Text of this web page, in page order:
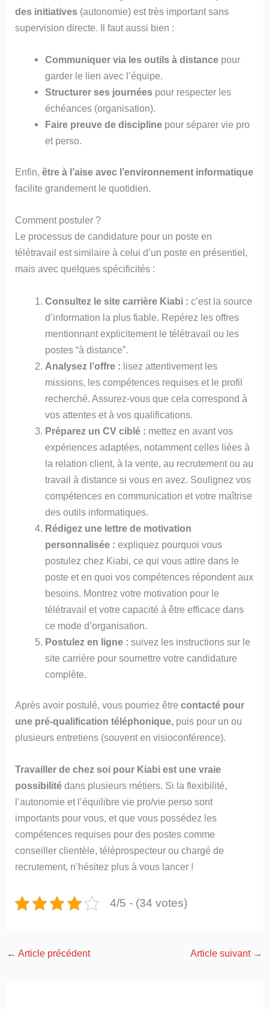
des initiatives (autonomie) est très important sans
supervision directe. Il faut aussi bien :
Communiquer via les outils à distancepour
garder le lien avec l’équipe.
Structurer ses journéespour respecter les
échéances (organisation).
Faire preuve de disciplinepour séparer vie pro
et perso.
Enfin,être à l’aise avec l’environnement informatique
facilite grandement le quotidien.
Comment postuler ?
Le processus de candidature pour un poste en
télétravail est similaire à celui d’un poste en présentiel,
mais avec quelques spécificités :
Consultez le site carrière Kiabi : c’est la source
d’information la plus fiable. Repérez les offres
mentionnant explicitement le télétravail ou les
postes “à distance”.
Analysez l’offre : lisez attentivement les
missions, les compétences requises et le profil
recherché. Assurez-vous que cela correspond à
vos attentes et à vos qualifications.
Préparez un CV ciblé : mettez en avant vos
expériences adaptées, notamment celles liées à
la relation client, à la vente, au recrutement ou au
travail à distance si vous en avez. Soulignez vos
compétences en communication et votre maîtrise
des outils informatiques.
Rédigez une lettre de motivation
personnalisée : expliquez pourquoi vous
postulez chez Kiabi, ce qui vous attire dans le
poste et en quoi vos compétences répondent aux
besoins. Montrez votre motivation pour le
télétravail et votre capacité à être efficace dans
ce mode d’organisation.
Postulez en ligne : suivez les instructions sur le
site carrière pour soumettre votre candidature
complète.
Après avoir postulé, vous pourriez êtrecontacté pour
une pré-qualification téléphonique, puis pour un ou
plusieurs entretiens (souvent en visioconférence).
Travailler de chez soi pour Kiabi est une vraie
possibilité dans plusieurs métiers. Si la flexibilité,
l’autonomie et l’équilibre vie pro/vie perso sont
importants pour vous, et que vous possédez les
compétences requises pour des postes comme
conseiller clientèle, téléprospecteur ou chargé de
recrutement, n’hésitez plus à vous lancer !
4/5 - (34 votes)
← Article précédent Article suivant →